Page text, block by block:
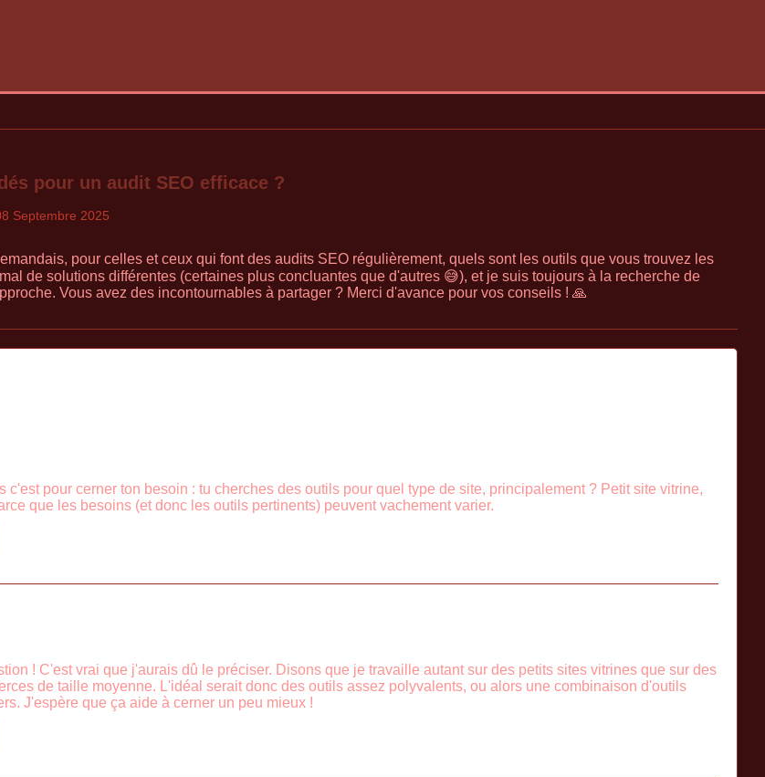
pour un audit SEO efficace ?
Septembre 2025
pour celles et ceux qui font des audits SEO régulièrement, quels sont les outils que vous trouvez les
de solutions différentes (certaines plus concluantes que d'autres 😅), et je suis toujours à la recherche de
Vous avez des incontournables à partager ? Merci d'avance pour vos conseils ! 🙏
c'est pour cerner ton besoin : tu cherches des outils pour quel type de site, principalement ? Petit site vitrine,
que les besoins (et donc les outils pertinents) peuvent vachement varier.
! C'est vrai que j'aurais dû le préciser. Disons que je travaille autant sur des petits sites vitrines que sur des
de taille moyenne. L'idéal serait donc des outils assez polyvalents, ou alors une combinaison d'outils
J'espère que ça aide à cerner un peu mieux !